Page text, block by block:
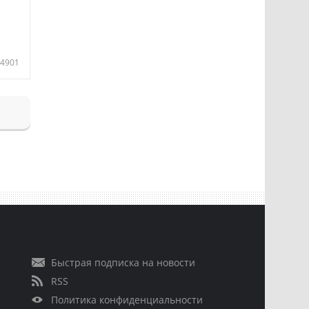
4901
Быстрая подписка на новости
RSS
Политика конфиденциальности